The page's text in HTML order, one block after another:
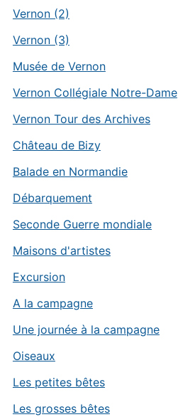
Vernon (2)
Vernon (3)
Musée de Vernon
Vernon Collégiale Notre-Dame
Vernon Tour des Archives
Château de Bizy
Balade en Normandie
Débarquement
Seconde Guerre mondiale
Maisons d'artistes
Excursion
A la campagne
Une journée à la campagne
Oiseaux
Les petites bêtes
Les grosses bêtes